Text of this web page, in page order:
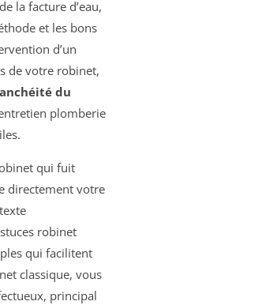
la facture d’eau,
et les bons
d’un
de votre robinet,
du
plomberie
qui fuit
directement votre
robinet
qui facilitent
classique, vous
principal